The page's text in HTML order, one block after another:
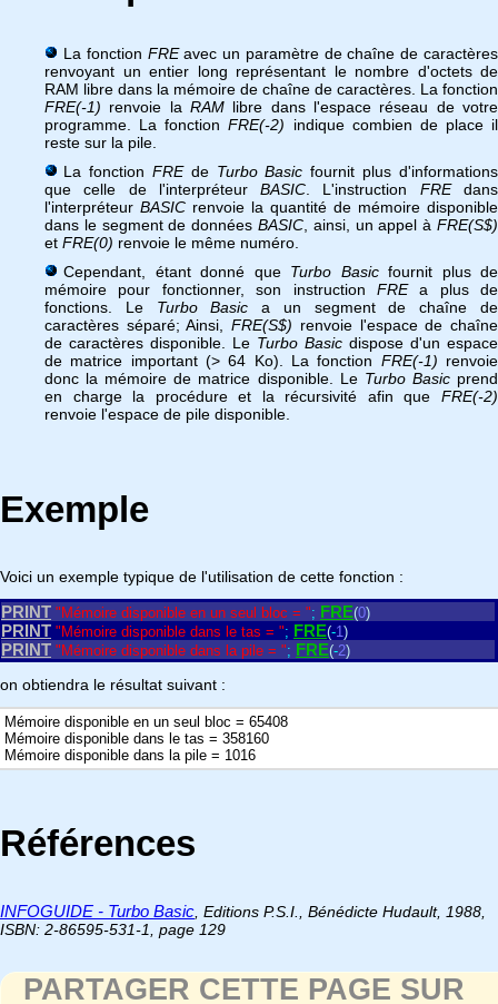
La fonction FREavec un paramètre de chaîne de caractères
renvoyant un entier long représentant le nombre d'octets de
RAM libre dans la mémoire de chaîne de caractères. La fonction
FRE(-1) renvoie la RAM libre dans l'espace réseau de votre
programme. La fonctionFRE(-2) indique combien de place il
reste sur la pile.
La fonction FREde Turbo Basic fournit plus d'informations
que celle de l'interpréteurBASIC . L'instruction FREdans
l'interpréteur BASIC renvoie la quantité de mémoire disponible
dans le segment de données BASIC , ainsi, un appel à FRE(S$)
et FRE(0) renvoie le même numéro.
Cependant, étant donné que Turbo Basicfournit plus de
mémoire pour fonctionner, son instruction FREa plus de
fonctions. Le Turbo Basic a un segment de chaîne de
caractères séparé; Ainsi,FRE(S$) renvoie l'espace de chaîne
de caractères disponible. Le Turbo Basic dispose d'un espace
de matrice important (> 64 Ko). La fonction FRE(-1) renvoie
donc la mémoire de matrice disponible. Le Turbo Basicprend
en charge la procédure et la récursivité afin que FRE(-2)
renvoie l'espace de pile disponible.
Exemple
Voici un exemple typique de l'utilisation de cette fonction :
PRINT "Mémoire disponible en un seul bloc = "; FRE(0)
PRINT "Mémoire disponible dans le tas = "; FRE(-1)
PRINT "Mémoire disponible dans la pile = "; FRE(-2)
on obtiendra le résultat suivant :
Mémoire disponible en un seul bloc = 65408
Mémoire disponible dans le tas = 358160
Mémoire disponible dans la pile = 1016
Références
INFOGUIDE - Turbo Basic , Editions P.S.I., Bénédicte Hudault, 1988,
ISBN: 2-86595-531-1, page 129
PARTAGER CETTE PAGE SUR